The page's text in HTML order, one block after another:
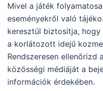
Mivel a játék
eseményekről való
keresztül biztosítja,
a korlátozott idejű
Rendszeresen ellenőrizd
közösségi médiáját a
információk érdekében.